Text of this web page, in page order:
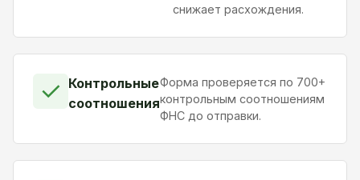
снижает расхождения.
✓ Контрольные
соотношения
Форма проверяется по 700+
контрольным соотношениям
ФНС до отправки.